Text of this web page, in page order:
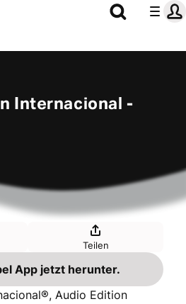
Internacional -
Teilen
App jetzt herunter.
Audio Edition